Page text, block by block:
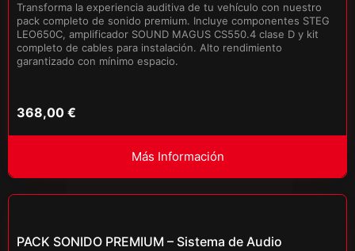
Transforma la experiencia auditiva de tu vehículo con nuestro
pack completo de sonido premium. Incluye componentes STEG
LEO650C, amplificador SOUND MAGUS CS550.4 clase D y kit
completo de cables para instalación. Alto rendimiento
garantizado con mínimo espacio.
368,00 €
Más Información
PACK SONIDO PREMIUM – Sistema de Audio